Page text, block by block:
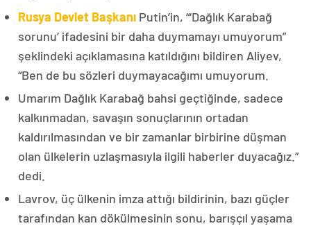
Rusya Devlet Başkanı Putin’in, “‘Dağlık Karabağ
sorunu’ ifadesini bir daha duymamayı umuyorum”
şeklindeki açıklamasına katıldığını bildiren Aliyev,
“Ben de bu sözleri duymayacağımı umuyorum.
Umarım Dağlık Karabağ bahsi geçtiğinde, sadece
kalkınmadan, savaşın sonuçlarının ortadan
kaldırılmasından ve bir zamanlar birbirine düşman
olan ülkelerin uzlaşmasıyla ilgili haberler duyacağız.”
dedi.
Lavrov, üç ülkenin imza attığı bildirinin, bazı güçler
tarafından kan dökülmesinin sonu, barışçıl yaşama